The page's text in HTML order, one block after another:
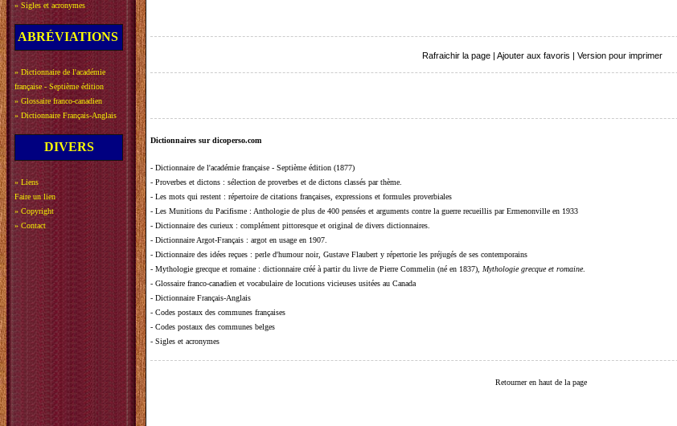
» Sigles et acronymes
ABRÉVIATIONS
» Dictionnaire de l'académie
française - Septième édition
» Glossaire franco-canadien
» Dictionnaire Français-Anglais
DIVERS
» Liens
Faire un lien
» Copyright
» Contact
Rafraichir la page | Ajouter aux favoris | Version pour imprimer
Dictionnaires sur dicoperso.com
- Dictionnaire de l'académie française - Septième édition (1877)
- Proverbes et dictons : sélection de proverbes et de dictons classés par thème.
- Les mots qui restent : répertoire de citations françaises, expressions et formules proverbiales
- Les Munitions du Pacifisme : Anthologie de plus de 400 pensées et arguments contre la guerre recueillis par Ermenonville en 1933
- Dictionnaire des curieux : complément pittoresque et original de divers dictionnaires.
- Dictionnaire Argot-Français : argot en usage en 1907.
- Dictionnaire des idées reçues : perle d'humour noir, Gustave Flaubert y répertorie les préjugés de ses contemporains
- Mythologie grecque et romaine : dictionnaire créé à partir du livre de Pierre Commelin (né en 1837), Mythologie grecque et romaine.
- Glossaire franco-canadien et vocabulaire de locutions vicieuses usitées au Canada
- Dictionnaire Français-Anglais
- Codes postaux des communes françaises
- Codes postaux des communes belges
- Sigles et acronymes
Retourner en haut de la page